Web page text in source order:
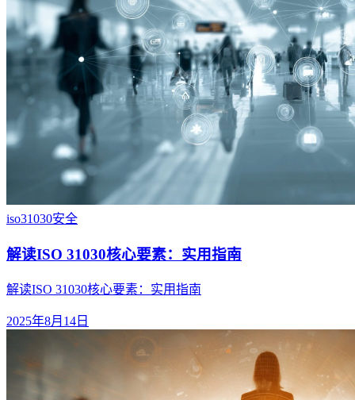
iso31030安全
解读ISO 31030核心要素：实用指南
解读ISO 31030核心要素：实用指南
2025年8月14日